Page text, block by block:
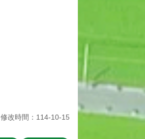
修改時間：114-10-15